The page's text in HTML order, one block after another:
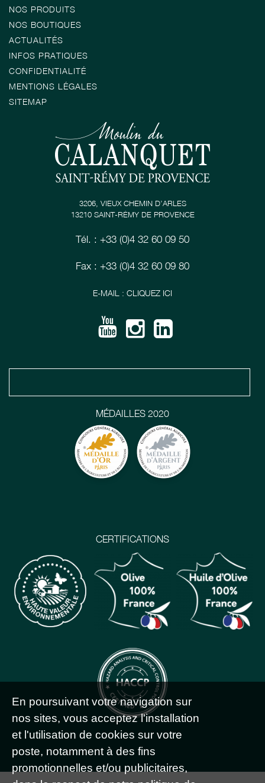
NOS PRODUITS
NOS BOUTIQUES
ACTUALITÉS
INFOS PRATIQUES
CONFIDENTIALITÉ
MENTIONS LÉGALES
SITEMAP
CERTIFICATIONS
MÉDAILLES 2020
3206, VIEUX CHEMIN D’ARLES
13210 SAINT-RÉMY DE PROVENCE
Tél. : +33 (0)4 32 60 09 50
Fax : +33 (0)4 32 60 09 80
E-MAIL : CLIQUEZ ICI
En poursuivant votre navigation sur
nos sites, vous acceptez l'installation
et l'utilisation de cookies sur votre
poste, notamment à des fins
promotionnelles et/ou publicitaires,